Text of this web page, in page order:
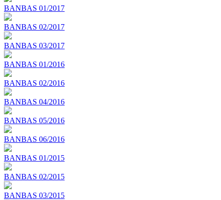
BANBAS 01/2017
BANBAS 02/2017
BANBAS 03/2017
BANBAS 01/2016
BANBAS 02/2016
BANBAS 04/2016
BANBAS 05/2016
BANBAS 06/2016
BANBAS 01/2015
BANBAS 02/2015
BANBAS 03/2015